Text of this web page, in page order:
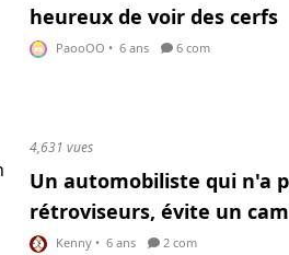
heureux de voir des cerfs
PaooOO • 6 ans 6 com
4,631 vues
Un automobiliste qui n'a
rétroviseurs, évite un
Kenny • 6 ans 2 com